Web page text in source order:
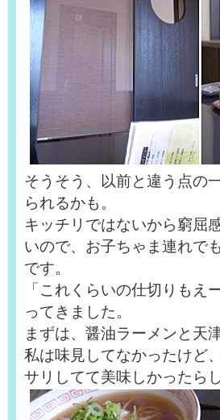
そうそう、以前と違う点の
られるかも。
キッチリではないから窮屈
いので、お子ちゃま連れで
です。
「これくらいの仕切りも
ってきました。
まずは、醤油ラーメンと天
私は味見してなかったけど
サリしてて美味しかったら